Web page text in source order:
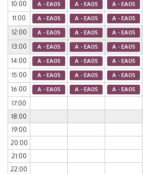
10:00 A - EA05 A - EA05 A - EA05
11:00 A - EA05 A - EA05 A - EA05
12:00 A - EA05 A - EA05 A - EA05
13:00 A - EA05 A - EA05 A - EA05
14:00 A - EA05 A - EA05 A - EA05
15:00 A - EA05 A - EA05 A - EA05
16:00 A - EA05 A - EA05 A - EA05
17:00
18:00
19:00
20:00
21:00
22:00